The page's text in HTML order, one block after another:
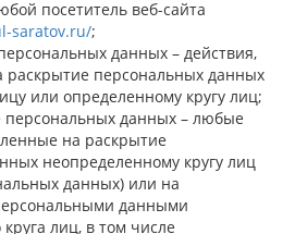
посетитель веб-сайта
saratov.ru/;
данных – действия,
раскрытие персональных данных
или определенному кругу лиц;
персональных данных – любые
на раскрытие
неопределенному кругу лиц
данных) или на
данными
лиц, в том числе